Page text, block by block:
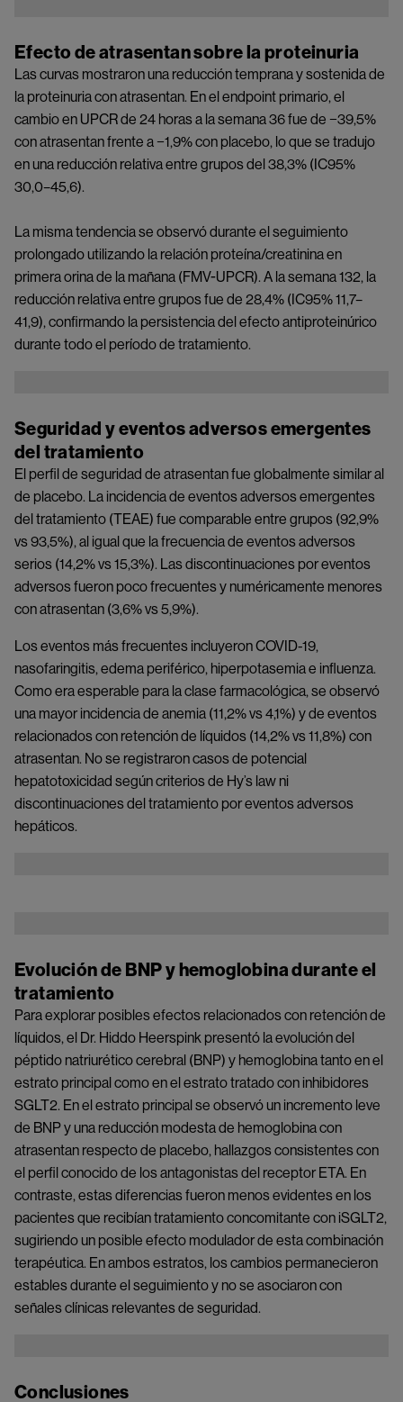
Efecto de atrasentan sobre la proteinuria
Las curvas mostraron una reducción temprana y sostenida de
la proteinuria con atrasentan. En el endpoint primario, el
cambio en UPCR de 24 horas a la semana 36 fue de −39,5%
con atrasentan frente a −1,9% con placebo, lo que se tradujo
en una reducción relativa entre grupos del 38,3% (IC95%
30,0–45,6).
La misma tendencia se observó durante el seguimiento
prolongado utilizando la relación proteína/creatinina en
primera orina de la mañana (FMV-UPCR). A la semana 132, la
reducción relativa entre grupos fue de 28,4% (IC95% 11,7–
41,9), confirmando la persistencia del efecto antiproteinúrico
durante todo el período de tratamiento.
Seguridad y eventos adversos emergentes
del tratamiento
El perfil de seguridad de atrasentan fue globalmente similar al
de placebo. La incidencia de eventos adversos emergentes
del tratamiento (TEAE) fue comparable entre grupos (92,9%
vs 93,5%), al igual que la frecuencia de eventos adversos
serios (14,2% vs 15,3%). Las discontinuaciones por eventos
adversos fueron poco frecuentes y numéricamente menores
con atrasentan (3,6% vs 5,9%).
Los eventos más frecuentes incluyeron COVID-19,
nasofaringitis, edema periférico, hiperpotasemia e influenza.
Como era esperable para la clase farmacológica, se observó
una mayor incidencia de anemia (11,2% vs 4,1%) y de eventos
relacionados con retención de líquidos (14,2% vs 11,8%) con
atrasentan. No se registraron casos de potencial
hepatotoxicidad según criterios de Hy’s law ni
discontinuaciones del tratamiento por eventos adversos
hepáticos.
Evolución de BNP y hemoglobina durante el
tratamiento
Para explorar posibles efectos relacionados con retención de
líquidos, el Dr. Hiddo Heerspink presentó la evolución del
péptido natriurético cerebral (BNP) y hemoglobina tanto en el
estrato principal como en el estrato tratado con inhibidores
SGLT2. En el estrato principal se observó un incremento leve
de BNP y una reducción modesta de hemoglobina con
atrasentan respecto de placebo, hallazgos consistentes con
el perfil conocido de los antagonistas del receptor ETA. En
contraste, estas diferencias fueron menos evidentes en los
pacientes que recibían tratamiento concomitante con iSGLT2,
sugiriendo un posible efecto modulador de esta combinación
terapéutica. En ambos estratos, los cambios permanecieron
estables durante el seguimiento y no se asociaron con
señales clínicas relevantes de seguridad.
Conclusiones